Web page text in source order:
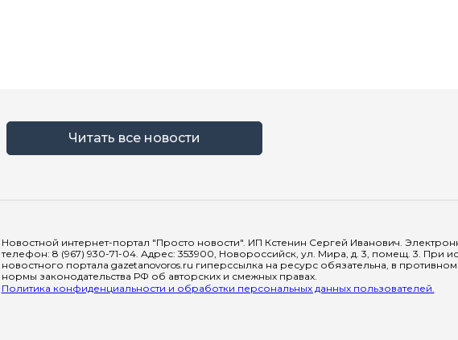
Читать все новости
Новостной интернет-портал "Просто новости". ИП Кстенин Сергей Иванович.
телефон: 8 (967) 930-71-04. Адрес: 353900, Новороссийск, ул. Мира, д. 3, помещ. 3. При
новостного портала gazetanovoros.ru гиперссылка на ресурс обязательна, в
нормы законодательства РФ об авторских и смежных правах.
Политика конфиденциальности и обработки персональных данных пользователей.